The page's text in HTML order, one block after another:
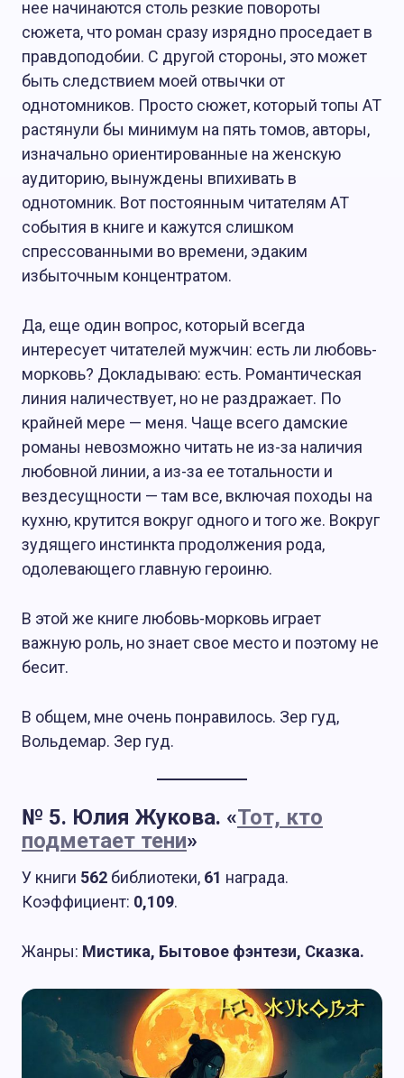
нее начинаются столь резкие повороты
сюжета, что роман сразу изрядно проседает в
правдоподобии. С другой стороны, это может
быть следствием моей отвычки от
однотомников. Просто сюжет, который топы АТ
растянули бы минимум на пять томов, авторы,
изначально ориентированные на женскую
аудиторию, вынуждены впихивать в
однотомник. Вот постоянным читателям АТ
события в книге и кажутся слишком
спрессованными во времени, эдаким
избыточным концентратом.
Да, еще один вопрос, который всегда
интересует читателей мужчин: есть ли любовь-
морковь? Докладываю: есть. Романтическая
линия наличествует, но не раздражает. По
крайней мере — меня. Чаще всего дамские
романы невозможно читать не из-за наличия
любовной линии, а из-за ее тотальности и
вездесущности — там все, включая походы на
кухню, крутится вокруг одного и того же. Вокруг
зудящего инстинкта продолжения рода,
одолевающего главную героиню.
В этой же книге любовь-морковь играет
важную роль, но знает свое место и поэтому не
бесит.
В общем, мне очень понравилось. Зер гуд,
Вольдемар. Зер гуд.
№ 5. Юлия Жукова. «Тот, кто
подметает тени»
У книги 562 библиотеки, 61 награда.
Коэффициент: 0,109.
Жанры: Мистика, Бытовое фэнтези, Сказка.